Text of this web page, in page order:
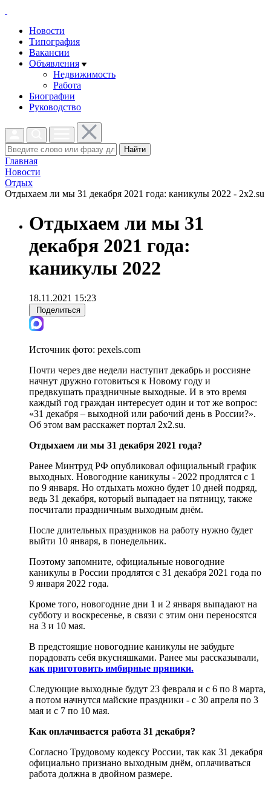
Новости
Типография
Вакансии
Объявления
Недвижимость
Работа
Биографии
Руководство
Найти
Главная
Новости
Отдых
Отдыхаем ли мы 31 декабря 2021 года: каникулы 2022 - 2x2.su
Отдыхаем ли мы 31
декабря 2021 года:
каникулы 2022
18.11.2021 15:23
Поделиться
Источник фото: pexels.com
Почти через две недели наступит декабрь и россияне
начнут дружно готовиться к Новому году и
предвкушать праздничные выходные. И в это время
каждый год граждан интересует один и тот же вопрос:
«31 декабря – выходной или рабочий день в России?».
Об этом вам расскажет портал 2х2.su.
Отдыхаем ли мы 31 декабря 2021 года?
Ранее Минтруд РФ опубликовал официальный график
выходных. Новогодние каникулы - 2022 продлятся с 1
по 9 января. Но отдыхать можно будет 10 дней подряд,
ведь 31 декабря, который выпадает на пятницу, также
посчитали праздничным выходным днём.
После длительных праздников на работу нужно будет
выйти 10 января, в понедельник.
Поэтому запомните, официальные новогодние
каникулы в России продлятся с 31 декабря 2021 года по
9 января 2022 года.
Кроме того, новогодние дни 1 и 2 января выпадают на
субботу и воскресенье, в связи с этим они переносятся
на 3 и 10 мая.
В предстоящие новогодние каникулы не забудьте
порадовать себя вкусняшками. Ранее мы рассказывали,
как приготовить имбирные пряники.
Следующие выходные будут 23 февраля и с 6 по 8 марта,
а потом начнутся майские праздники - с 30 апреля по 3
мая и с 7 по 10 мая.
Как оплачивается работа 31 декабря?
Согласно Трудовому кодексу России, так как 31 декабря
официально признано выходным днём, оплачиваться
работа должна в двойном размере.